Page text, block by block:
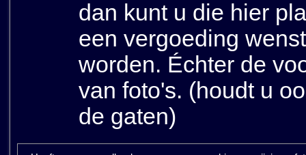
dan kunt u die hier
een vergoeding
worden. Échter de
van foto's. (houdt u
de gaten)